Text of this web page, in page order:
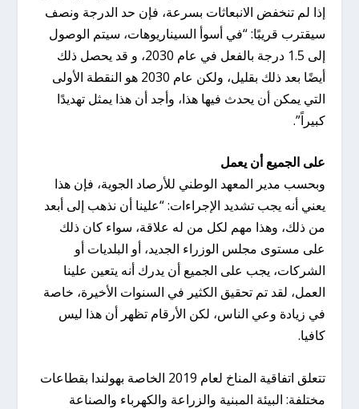
إذا لم تنخفض الانبعاثات بسرعة، فإن حد الدرجة ونصف
سيقترب قريبًا: “في أسوأ السيناريوهات، سيتم الوصول
إلى 1.5 درجة بالفعل في عام 2030، و قد يحصل ذلك
أيضًا بعد ذلك بقليل، ولكن عام 2030 هو النقطة الأولى
التي يمكن أن يحدث فيها هذا، وأجد أن هذا يمثل تهديدًا
كبيراً”.
على الجميع أن يعمل
وبحسب مدير المعهد الوطني للأرصاد الجوية، فإن هذا
يعني أنه يجب تشديد الإجراءات: “علينا أن نذهب إلى أبعد
من ذلك، وهذا مهم لكل من له علاقة، سواء كان ذلك
على مستوى مجلس الوزراء الجديد، أو البلديات أو
الشركات، يجب على الجميع أن يدرك أنه يتعين علينا
العمل، لقد تم تحقيق الكثير في السنوات الأخيرة، خاصة
في زيادة وعي الناس، لكن الأرقام تظهر أن هذا ليس
كافيا.
تتعلق اتفاقية المناخ لعام 2019 الخاصة بهولندا بقطاعات
مختلفة: البيئة المبنية والزراعة والكهرباء والصناعة